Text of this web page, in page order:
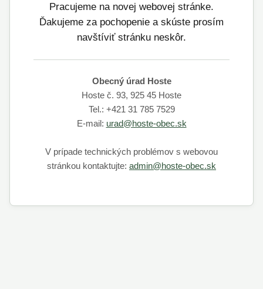
Pracujeme na novej webovej stránke.
Ďakujeme za pochopenie a skúste prosím
navštíviť stránku neskôr.
Obecný úrad Hoste
Hoste č. 93, 925 45 Hoste
Tel.: +421 31 785 7529
E-mail: urad@hoste-obec.sk
V prípade technických problémov s webovou
stránkou kontaktujte: admin@hoste-obec.sk